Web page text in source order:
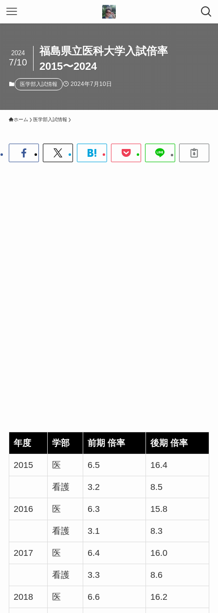
福島県立医科大学入試倍率
2015〜2024
2024
7/10
医学部入試情報 2024年7月10日
ホーム 医学部入試情報
年度 学部 前期 倍率 後期 倍率
2015 医 6.5 16.4
看護 3.2 8.5
2016 医 6.3 15.8
看護 3.1 8.3
2017 医 6.4 16.0
看護 3.3 8.6
2018 医 6.6 16.2